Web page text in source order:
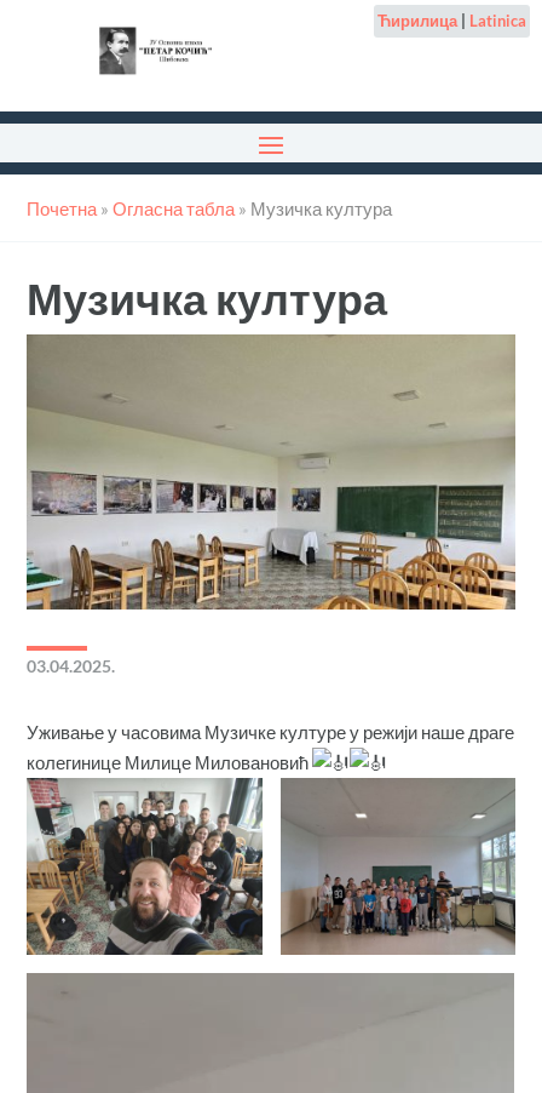
Ћирилица| Latinica
Почетна »Огласна табла » Музичка култура
Музичка култура
03.04.2025.
Уживање у часовима Музичке културе у режији наше драге
колегинице Милице Миловановић